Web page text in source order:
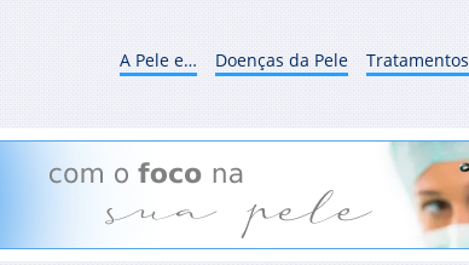
A Pele e… Doenças da Pele Tratamentos